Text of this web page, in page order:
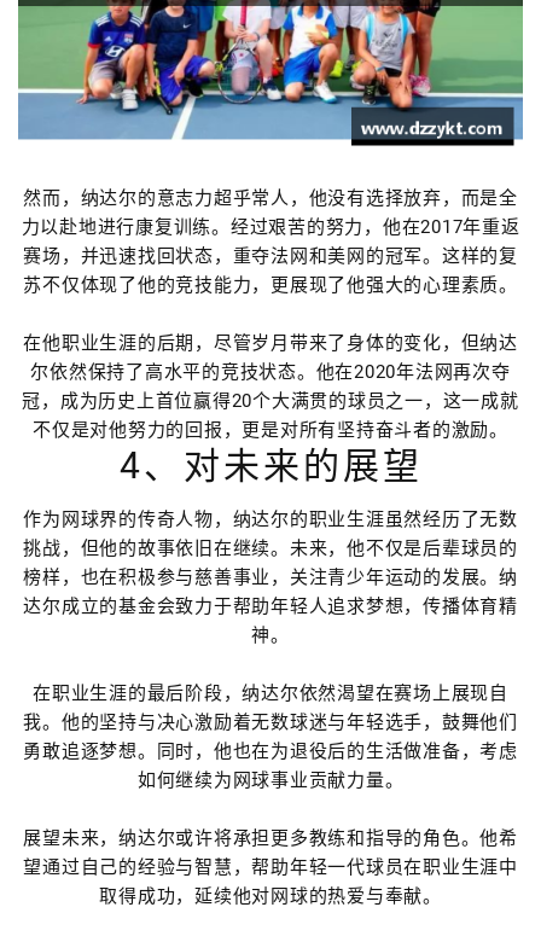
然而，纳达尔的意志力超乎常人，他没有选择放弃，而是全
力以赴地进行康复训练。经过艰苦的努力，他在2017年重返
赛场，并迅速找回状态，重夺法网和美网的冠军。这样的复
苏不仅体现了他的竞技能力，更展现了他强大的心理素质。
在他职业生涯的后期，尽管岁月带来了身体的变化，但纳达
尔依然保持了高水平的竞技状态。他在2020年法网再次夺
冠，成为历史上首位赢得20个大满贯的球员之一，这一成就
不仅是对他努力的回报，更是对所有坚持奋斗者的激励。
4、对未来的展望
作为网球界的传奇人物，纳达尔的职业生涯虽然经历了无数
挑战，但他的故事依旧在继续。未来，他不仅是后辈球员的
榜样，也在积极参与慈善事业，关注青少年运动的发展。纳
达尔成立的基金会致力于帮助年轻人追求梦想，传播体育精
神。
在职业生涯的最后阶段，纳达尔依然渴望在赛场上展现自
我。他的坚持与决心激励着无数球迷与年轻选手，鼓舞他们
勇敢追逐梦想。同时，他也在为退役后的生活做准备，考虑
如何继续为网球事业贡献力量。
展望未来，纳达尔或许将承担更多教练和指导的角色。他希
望通过自己的经验与智慧，帮助年轻一代球员在职业生涯中
取得成功，延续他对网球的热爱与奉献。